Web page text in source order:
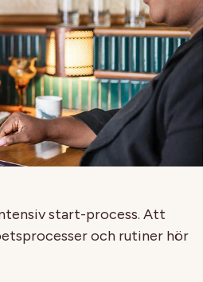
start-process. Att
och rutiner hör